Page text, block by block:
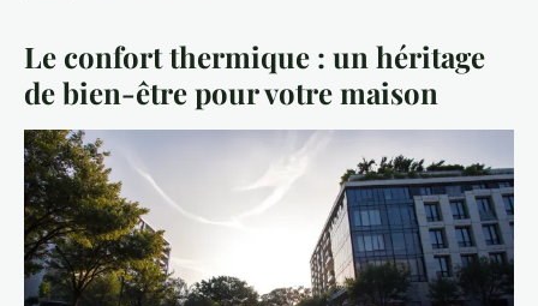
Le confort thermique : un héritage
de bien-être pour votre maison